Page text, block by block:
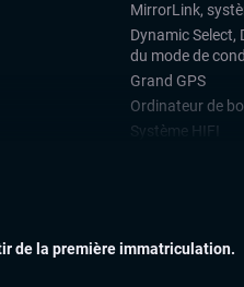
MirrorLink,
Dynamic Select,
du mode de
Grand GPS
Ordinateur de
Système HIFI
Feux adaptatifs
de la première immatriculation.